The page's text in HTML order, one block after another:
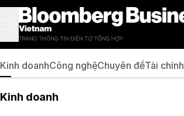
Kinh doanhCông nghệChuyên đềTài chính
Kinh doanh